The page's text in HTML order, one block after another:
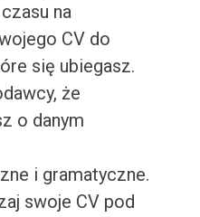
na
CV do
się ubiegasz.
że
o danym
i gramatyczne.
swoje CV pod